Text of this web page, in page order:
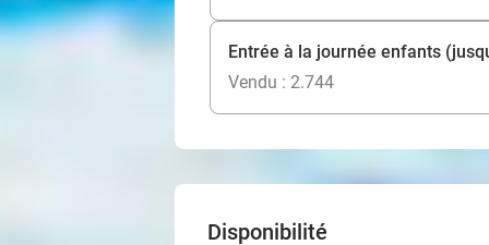
Entrée à la journée enfants
Vendu : 2.744
Disponibilité